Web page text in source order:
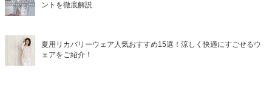
ントを徹底解説
夏用リカバリーウェア人気おすすめ15選！涼しく快適にすごせるウ
ェアをご紹介！